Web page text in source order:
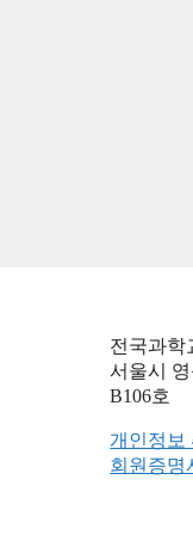
전국과학
서울시
B106호
개인정보
회원증명